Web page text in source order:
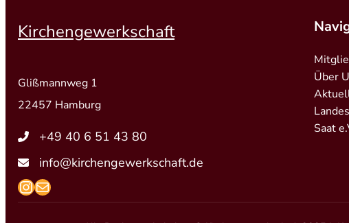
Kirchengewerkschaft
Glißmannweg 1
22457 Hamburg
+49 40 6 51 43 80
info@kirchengewerkschaft.de
https://www.instagram.com/
mailto:info@kirchengewerkschaft.de
Über
Saat